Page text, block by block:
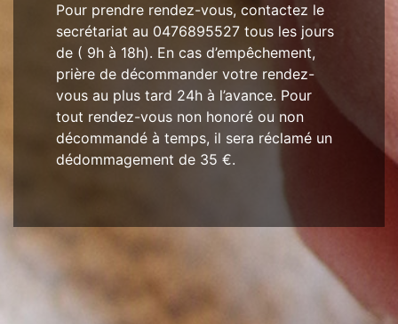
Pour prendre rendez-vous, contactez le
secrétariat au 0476895527 tous les jours
de ( 9h à 18h). En cas d’empêchement,
prière de décommander votre rendez-
vous au plus tard 24h à l’avance. Pour
tout rendez-vous non honoré ou non
décommandé à temps, il sera réclamé un
dédommagement de 35 €.